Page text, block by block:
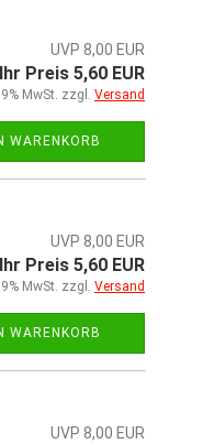
UVP 8,00 EUR
Ihr Preis 5,60 EUR
MwSt. zzgl. Versand
WARENKORB
UVP 8,00 EUR
Ihr Preis 5,60 EUR
MwSt. zzgl. Versand
WARENKORB
UVP 8,00 EUR